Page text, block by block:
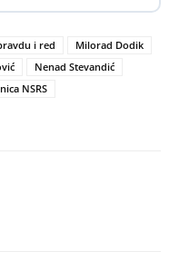
i red
Milorad Dodik
Nenad Stevandić
NSRS